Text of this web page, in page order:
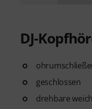
DJ-
geschlossen
drehbare